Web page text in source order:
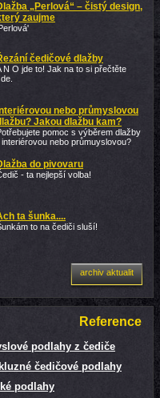
„Perlová“ – čistý design,
zaujme
čedičové dlažby
N O jde to! Jak na to si přečtěte
nebo průmyslovou
Jakou dlažbu kam?
pomoc s výběrem dlažby
interiérovou nebo průmuyslovou?
do pivovaru
- ta nejlepší volba!
ta šunka....
to na čediči sluší!
archiv aktualit
Reference
podlahy z čediče
čedičové podlahy
podlahy